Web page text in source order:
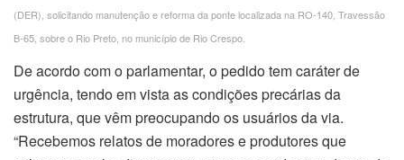
(DER), solicitando manutenção e reforma da ponte localizada na RO-140, Travessão
B-65, sobre o Rio Preto, no município de Rio Crespo.
De acordo com o parlamentar, o pedido tem caráter de
urgência, tendo em vista as condições precárias da
estrutura, que vêm preocupando os usuários da via.
“Recebemos relatos de moradores e produtores que